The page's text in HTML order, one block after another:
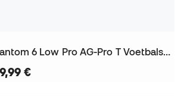
Phantom 6 Low Pro AG-Pro T Voetbalschoenen
€